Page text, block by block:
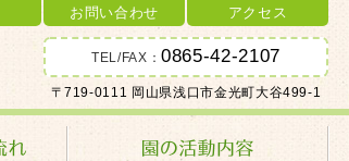
お問い合わせ アクセス
TEL/FAX：0865-42-2107
〒719-0111 岡山県浅口市金光町大谷499-1